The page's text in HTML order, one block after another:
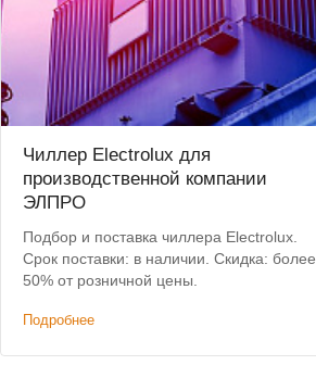
Чиллер Electrolux для
производственной компании
ЭЛПРО
Подбор и поставка чиллера Electrolux.
Срок поставки: в наличии. Скидка: более
50% от розничной цены.
Подробнее